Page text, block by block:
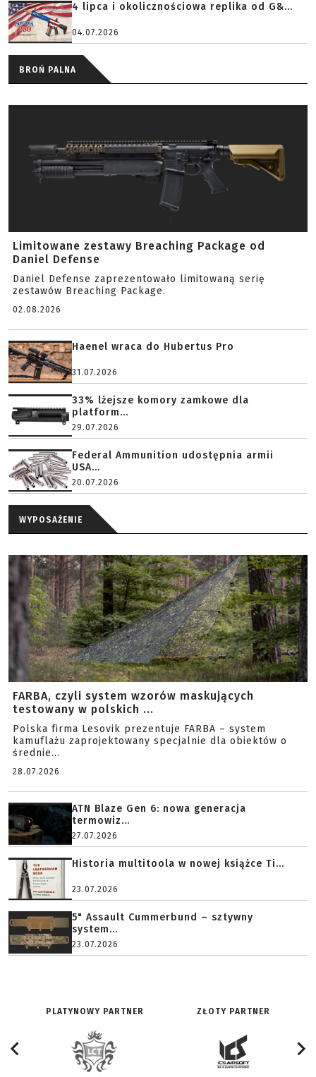
4 lipca i okolicznościowa replika od G&...
04.07.2026
BROŃ PALNA
Limitowane zestawy Breaching Package od
Daniel Defense
Daniel Defense zaprezentowało limitowaną serię
zestawów Breaching Package.
02.08.2026
Haenel wraca do Hubertus Pro
31.07.2026
33% lżejsze komory zamkowe dla
platform...
29.07.2026
Federal Ammunition udostępnia armii
USA...
20.07.2026
WYPOSAŻENIE
FARBA, czyli system wzorów maskujących
testowany w polskich ...
Polska firma Lesovik prezentuje FARBA – system
kamuflażu zaprojektowany specjalnie dla obiektów o
średnie...
28.07.2026
ATN Blaze Gen 6: nowa generacja
termowiz...
27.07.2026
Historia multitoola w nowej książce Ti...
23.07.2026
5" Assault Cummerbund – sztywny
system...
23.07.2026
PLATYNOWY PARTNER ZŁOTY PARTNER